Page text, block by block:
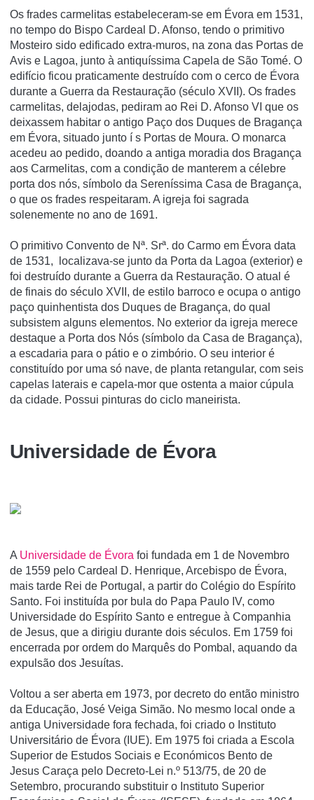
Os frades carmelitas estabeleceram-se em Évora em 1531,
no tempo do Bispo Cardeal D. Afonso, tendo o primitivo
Mosteiro sido edificado extra-muros, na zona das Portas de
Avis e Lagoa, junto à antiquí­ssima Capela de São Tomé. O
edifí­cio ficou praticamente destruí­do com o cerco de Évora
durante a Guerra da Restauração (século XVII). Os frades
carmelitas, delajodas, pediram ao Rei D. Afonso VI que os
deixassem habitar o antigo Paço dos Duques de Bragança
em Évora, situado junto í s Portas de Moura. O monarca
acedeu ao pedido, doando a antiga moradia dos Bragança
aos Carmelitas, com a condição de manterem a célebre
porta dos nós, sí­mbolo da Serení­ssima Casa de Bragança,
o que os frades respeitaram. A igreja foi sagrada
solenemente no ano de 1691.
O primitivo Convento de Nª. Srª. do Carmo em Évora data
de 1531, localizava-se junto da Porta da Lagoa (exterior) e
foi destruído durante a Guerra da Restauração. O atual é
de finais do século XVII, de estilo barroco e ocupa o antigo
paço quinhentista dos Duques de Bragança, do qual
subsistem alguns elementos. No exterior da igreja merece
destaque a Porta dos Nós (símbolo da Casa de Bragança),
a escadaria para o pátio e o zimbório. O seu interior é
constituído por uma só nave, de planta retangular, com seis
capelas laterais e capela-mor que ostenta a maior cúpula
da cidade. Possui pinturas do ciclo maneirista.
Universidade de Évora
A Universidade de Évora foi fundada em 1 de Novembro
de 1559 pelo Cardeal D. Henrique, Arcebispo de Évora,
mais tarde Rei de Portugal, a partir do Colégio do Espí­rito
Santo. Foi instituí­da por bula do Papa Paulo IV, como
Universidade do Espí­rito Santo e entregue à Companhia
de Jesus, que a dirigiu durante dois séculos. Em 1759 foi
encerrada por ordem do Marquês do Pombal, aquando da
expulsão dos Jesuí­tas.
Voltou a ser aberta em 1973, por decreto do então ministro
da Educação, José Veiga Simão. No mesmo local onde a
antiga Universidade fora fechada, foi criado o Instituto
Universitário de Évora (IUE). Em 1975 foi criada a Escola
Superior de Estudos Sociais e Económicos Bento de
Jesus Caraça pelo Decreto-Lei n.º 513/75, de 20 de
Setembro, procurando substituir o Instituto Superior